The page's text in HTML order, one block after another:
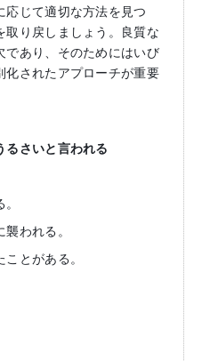
応じて適切な方法を見つ
取り戻しましょう。良質な
であり、そのためにはいび
化されたアプローチが重要
るさいと言われる
われる。
とがある。